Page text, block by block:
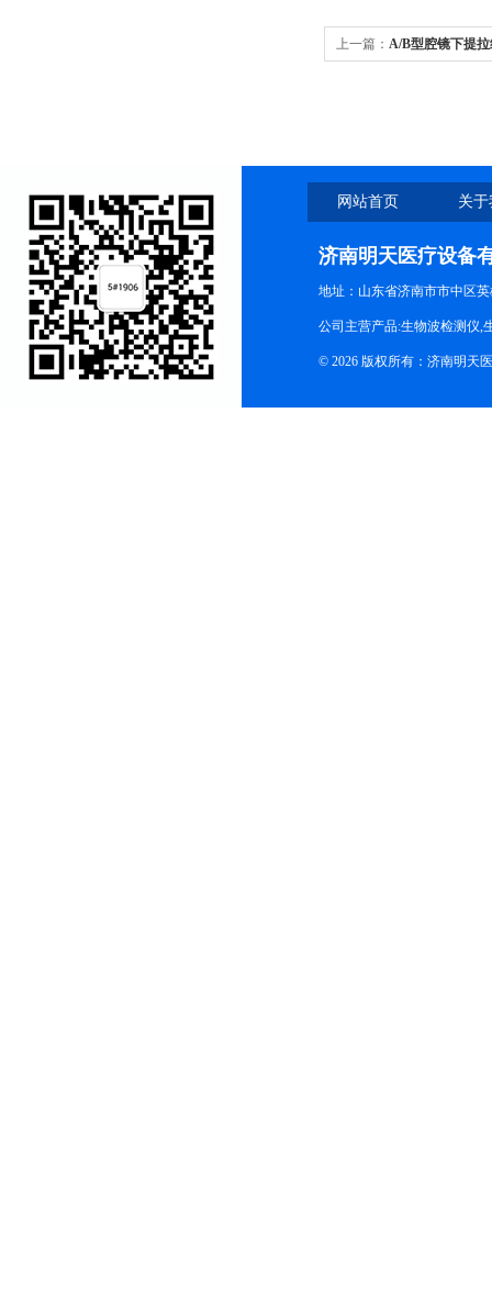
上一篇： A/B型腔镜下提
网站首页 关
济南明天医疗设备
地址：山东省济南市市中区
公司主营产品:生物波检测仪,
© 2026 版权所有：济南明天